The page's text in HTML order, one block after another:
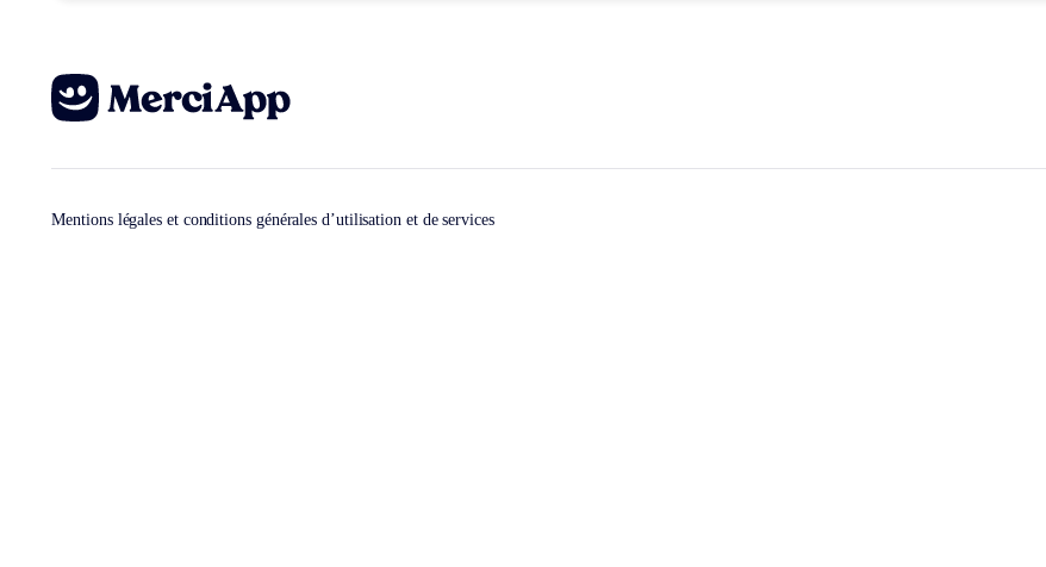
Mentions légales et conditions générales d’utilisation et de services